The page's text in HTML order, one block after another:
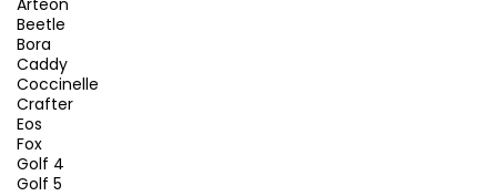
Arteon
Beetle
Bora
Caddy
Coccinelle
Crafter
Eos
Fox
Golf 4
Golf 5